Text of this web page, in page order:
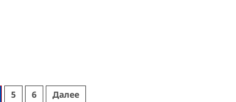
5 6 Далее